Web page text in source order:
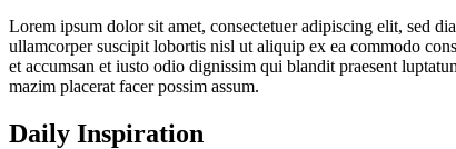
Lorem ipsum dolor sit amet, consectetuer adipiscing elit, sed
ullamcorper suscipit lobortis nisl ut aliquip ex ea commodo
et accumsan et iusto odio dignissim qui blandit praesent
mazim placerat facer possim assum.
Daily Inspiration